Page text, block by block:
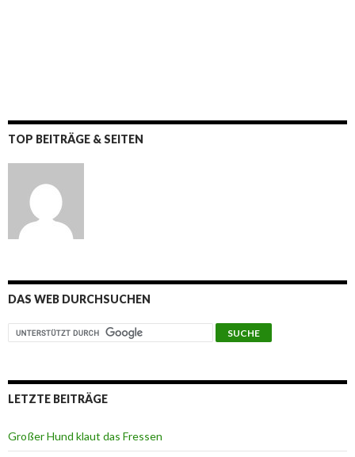
TOP BEITRÄGE & SEITEN
DAS WEB DURCHSUCHEN
LETZTE BEITRÄGE
Großer Hund klaut das Fressen